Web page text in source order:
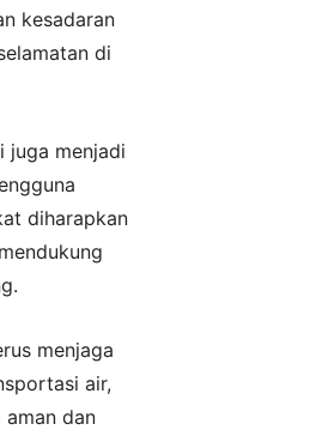
kesadaran
di
juga menjadi
diharapkan
menjaga
air,
aman dan